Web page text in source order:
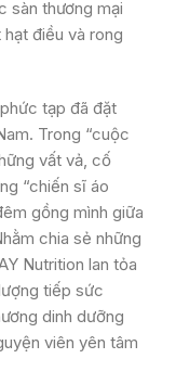
sàn thương mại
điều và rong
tạp đã đặt
Trong “cuộc
vất vả, cố
“chiến sĩ áo
gồng mình giữa
chia sẻ những
Nutrition lan tỏa
tiếp sức
dinh dưỡng
viên yên tâm